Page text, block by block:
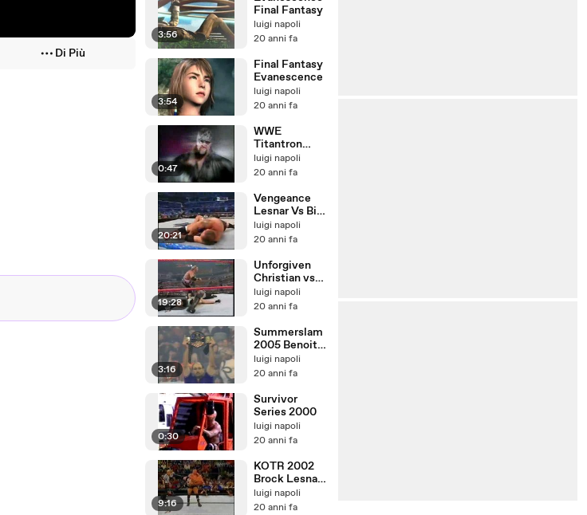
Di Più
3:56
Final Fantasy
luigi napoli
20 anni fa
3:54
Final Fantasy
Evanescence
luigi napoli
20 anni fa
0:47
WWE
Titantron
Kane & The
Undertaker
luigi napoli
20 anni fa
20:21
Vengeance
Lesnar Vs Big
Show Vs
Angle
luigi napoli
20 anni fa
19:28
Unforgiven
Christian vs
Jericho vs
RVD
luigi napoli
20 anni fa
3:16
Summerslam
2005 Benoit
vs Jordan
luigi napoli
20 anni fa
0:30
Survivor
Series 2000
luigi napoli
20 anni fa
9:16
KOTR 2002
Brock Lesnar
vs Rob Van
Dam
luigi napoli
20 anni fa